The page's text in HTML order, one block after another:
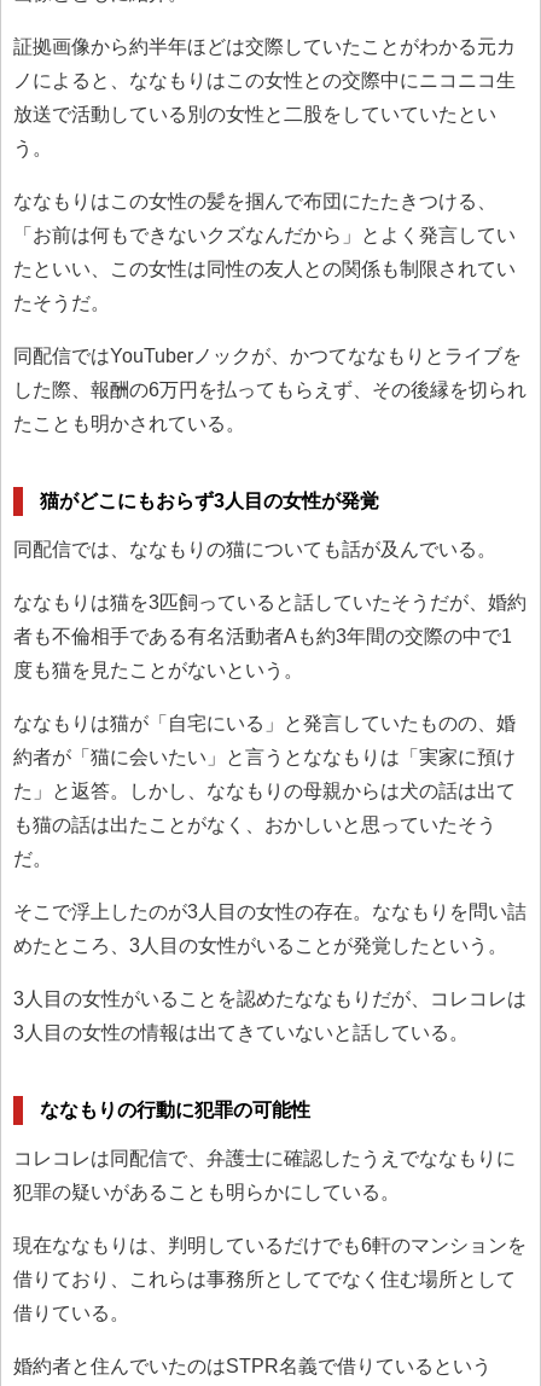
証拠画像から約半年ほどは交際していたことがわかる元カ
ノによると、ななもりはこの女性との交際中にニコニコ生
放送で活動している別の女性と二股をしていていたとい
う。
ななもりはこの女性の髪を掴んで布団にたたきつける、
「お前は何もできないクズなんだから」とよく発言してい
たといい、この女性は同性の友人との関係も制限されてい
たそうだ。
同配信ではYouTuberノックが、かつてななもりとライブを
した際、報酬の6万円を払ってもらえず、その後縁を切られ
たことも明かされている。
猫がどこにもおらず3人目の女性が発覚
同配信では、ななもりの猫についても話が及んでいる。
ななもりは猫を3匹飼っていると話していたそうだが、婚約
者も不倫相手である有名活動者Aも約3年間の交際の中で1
度も猫を見たことがないという。
ななもりは猫が「自宅にいる」と発言していたものの、婚
約者が「猫に会いたい」と言うとななもりは「実家に預け
た」と返答。しかし、ななもりの母親からは犬の話は出て
も猫の話は出たことがなく、おかしいと思っていたそう
だ。
そこで浮上したのが3人目の女性の存在。ななもりを問い詰
めたところ、3人目の女性がいることが発覚したという。
3人目の女性がいることを認めたななもりだが、コレコレは
3人目の女性の情報は出てきていないと話している。
ななもりの行動に犯罪の可能性
コレコレは同配信で、弁護士に確認したうえでななもりに
犯罪の疑いがあることも明らかにしている。
現在ななもりは、判明しているだけでも6軒のマンションを
借りており、これらは事務所としてでなく住む場所として
借りている。
婚約者と住んでいたのはSTPR名義で借りているという